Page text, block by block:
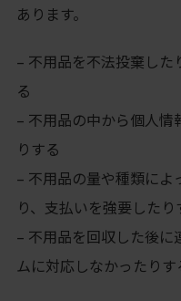
あります。
– 不用品を不法投棄し
る
– 不用品の中から個人
りする
– 不用品の量や種類によ
り、支払いを強要したり
– 不用品を回収した後に
ムに対応しなかったりす